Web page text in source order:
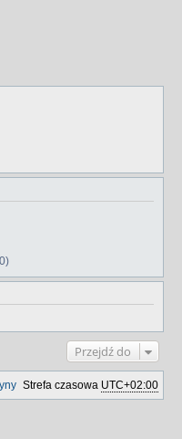
Przejdź do
Strefa czasowa UTC+02:00